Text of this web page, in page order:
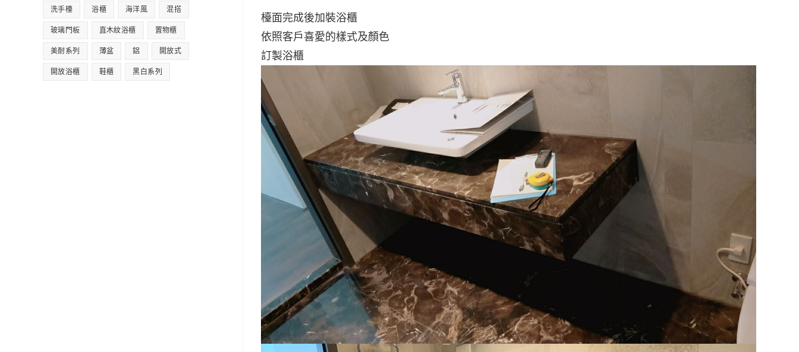
檯面完成後加裝浴櫃
依照客戶喜愛的樣式及顏色
訂製浴櫃
洗手檯 浴櫃 海洋風 混搭
玻璃門板 直木紋浴櫃 置物櫃
美耐系列 薄盆 鋁 開放式
開放浴櫃 鞋櫃 黑白系列